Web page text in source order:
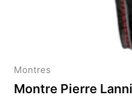
Montres
Montre Pierre